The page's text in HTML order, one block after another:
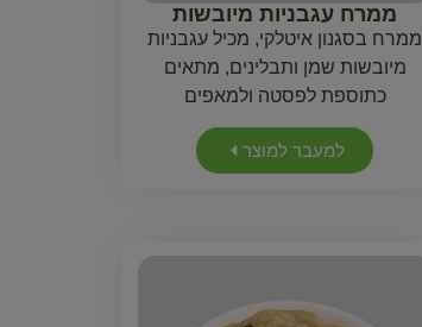
ממרח עגבניות מיובשות
ממרח בסגנון איטלקי, מכיל עגבניות
מיובשות שמן ותבלינים, מתאים
כתוספת לפסטה ולמאפים
למעבר למוצר